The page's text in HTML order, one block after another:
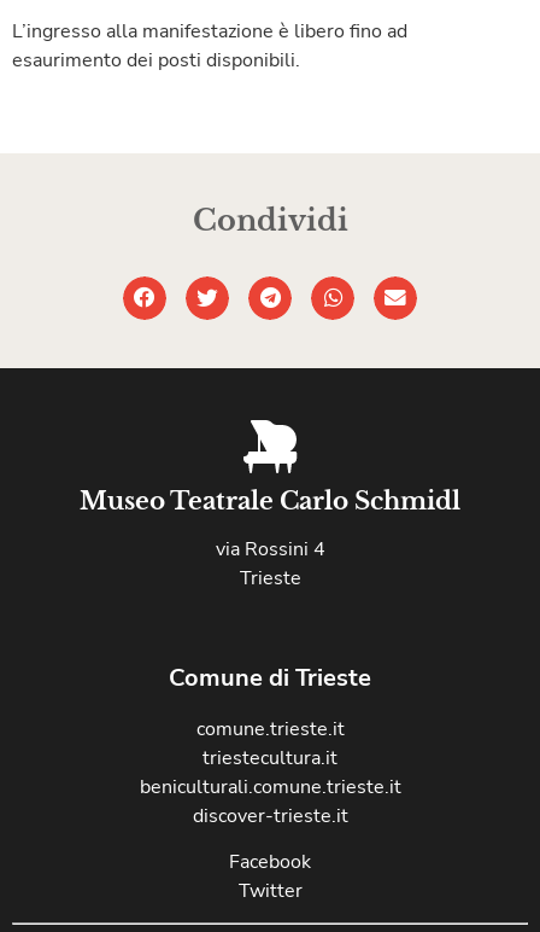
L’ingresso alla manifestazione è libero fino ad
esaurimento dei posti disponibili.
Condividi
Museo Teatrale Carlo Schmidl
via Rossini 4
Trieste
Comune di Trieste
comune.trieste.it
triestecultura.it
beniculturali.comune.trieste.it
discover-trieste.it
Facebook
Twitter